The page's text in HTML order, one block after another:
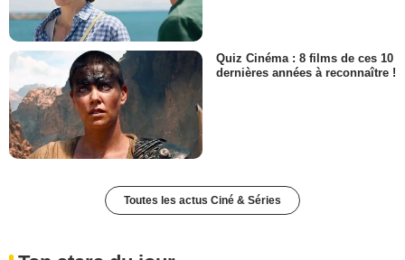
Quiz Cinéma : 8 films de ces 10
dernières années à reconnaître !
Toutes les actus Ciné & Séries